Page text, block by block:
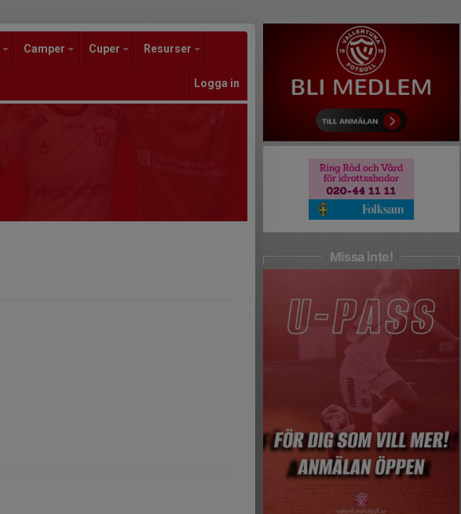
Camper Cuper Resurser
Logga in
Missa inte!